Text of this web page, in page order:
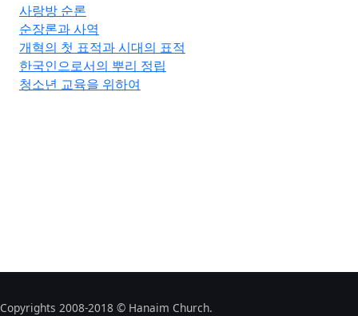
사랑방 순론
순장론과 사역
개혁의 첫 표적과 시대의 표적
한국인으로서의 뿌리 정립
청소년 교육을 위하여
Copyrights 2008-2018 © Hanaim Church.